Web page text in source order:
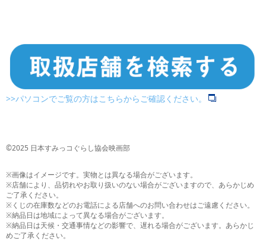
>>パソコンでご覧の方はこちらからご確認ください。
©2025 日本すみっコぐらし協会映画部
※画像はイメージです。実物とは異なる場合がございます。
※店舗により、品切れやお取り扱いのない場合がございますので、あらかじめ
ご了承ください。
※くじの在庫数などのお電話による店舗へのお問い合わせはご遠慮ください。
※納品日は地域によって異なる場合がございます。
※納品日は天候・交通事情などの影響で、遅れる場合がございます。あらかじ
めご了承ください。